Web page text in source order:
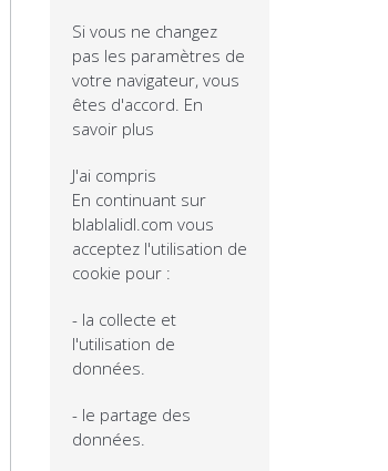
Si vous ne changez
pas les paramètres de
votre navigateur, vous
êtes d'accord. En
savoir plus
J'ai compris
En continuant sur
blablalidl.com vous
acceptez l'utilisation de
cookie pour :
- la collecte et
l'utilisation de
données.
- le partage des
données.